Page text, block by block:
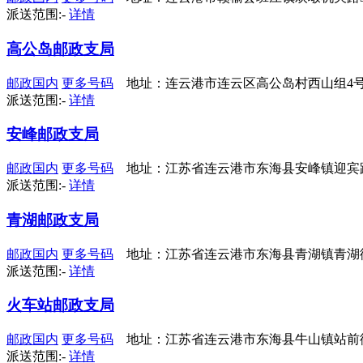
派送范围:- 详情
高公岛邮政支局
邮政国内 更多号码 地址：连云港市连云区高公岛村西山组4
派送范围:- 详情
安峰邮政支局
邮政国内 更多号码 地址：江苏省连云港市东海县安峰镇迎宾
派送范围:- 详情
青湖邮政支局
邮政国内 更多号码 地址：江苏省连云港市东海县青湖镇青湖
派送范围:- 详情
火车站邮政支局
邮政国内 更多号码 地址：江苏省连云港市东海县牛山镇站前
派送范围:- 详情